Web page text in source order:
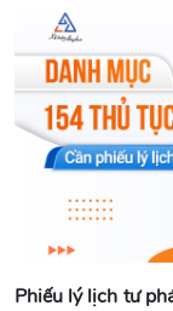
Phiếu lý lịch tư